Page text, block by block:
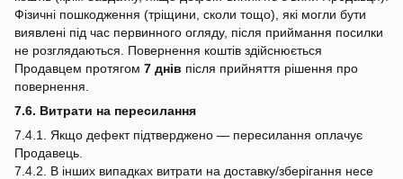
Фізичні пошкодження (тріщини, сколи тощо), які могли бути
виявлені під час первинного огляду, після приймання посилки
не розглядаються. Повернення коштів здійснюється
Продавцем протягом 7 днів після прийняття рішення про
повернення.
7.6. Витрати на пересилання
7.4.1. Якщо дефект підтверджено — пересилання оплачує
Продавець.
7.4.2. В інших випадках витрати на доставку/зберігання несе